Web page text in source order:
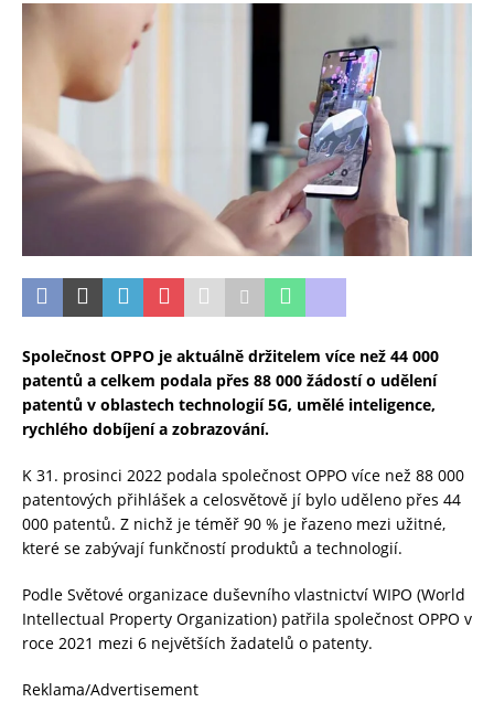
Společnost OPPO je aktuálně držitelem více než 44 000
patentů a celkem podala přes 88 000 žádostí o udělení
patentů v oblastech technologií 5G, umělé inteligence,
rychlého dobíjení a zobrazování.
K 31. prosinci 2022 podala společnost OPPO více než 88 000
patentových přihlášek a celosvětově jí bylo uděleno přes 44
000 patentů. Z nichž je téměř 90 % je řazeno mezi užitné,
které se zabývají funkčností produktů a technologií.
Podle Světové organizace duševního vlastnictví WIPO (World
Intellectual Property Organization) patřila společnost OPPO v
roce 2021 mezi 6 největších žadatelů o patenty.
Reklama/Advertisement